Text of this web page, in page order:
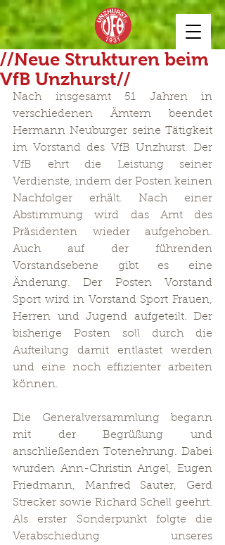
//Neue Strukturen beim
VfB Unzhurst//
Nach insgesamt 51 Jahren in
verschiedenen Ämtern beendet
Hermann Neuburger seine Tätigkeit
im Vorstand des VfB Unzhurst. Der
VfB ehrt die Leistung seiner
Verdienste, indem der Posten keinen
Nachfolger erhält. Nach einer
Abstimmung wird das Amt des
Präsidenten wieder aufgehoben.
Auch auf der führenden
Vorstandsebene gibt es eine
Änderung. Der Posten Vorstand
Sport wird in Vorstand Sport Frauen,
Herren und Jugend aufgeteilt. Der
bisherige Posten soll durch die
Aufteilung damit entlastet werden
und eine noch effizienter arbeiten
können.
Die Generalversammlung begann
mit der Begrüßung und
anschließenden Totenehrung. Dabei
wurden Ann-Christin Angel, Eugen
Friedmann, Manfred Sauter, Gerd
Strecker sowie Richard Schell geehrt.
Als erster Sonderpunkt folgte die
Verabschiedung unseres